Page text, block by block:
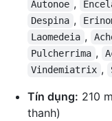
Autonoe ,
Despina ,
Laomedeia ,
Pulcherrima ,
Vindemiatrix ,
Tín dụng: 210
thanh)